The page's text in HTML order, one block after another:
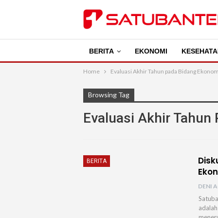
BERITA EKONOMI
Home Evaluasi Akhir Tahun pada Bidang
Browsing Tag
Evaluasi Akhir Tahun
BERITA
DENI